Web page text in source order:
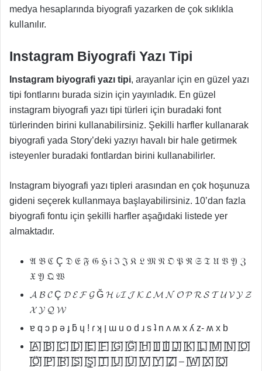
medya hesaplarında biyografi yazarken de çok sıklıkla
kullanılır.
Instagram Biyografi Yazı Tipi
Instagram biyografi yazı tipi, arayanlar için en güzel yazı
tipi fontlarını burada sizin için yayınladık. En güzel
instagram biyografi yazı tipi türleri için buradaki font
türlerinden birini kullanabilirsiniz. Şekilli harfler kullanarak
biyografi yada Story’deki yazıyı havalı bir hale getirmek
isteyenler buradaki fontlardan birini kullanabilirler.
Instagram biyografi yazı tipleri arasından en çok hoşunuza
gideni seçerek kullanmaya başlayabilirsiniz. 10’dan fazla
biyografi fontu için şekilli harfler aşağıdaki listede yer
almaktadır.
𝔄 𝔅 ℭ Ç 𝔇 𝔈 𝔉 𝔊 ℌ 𝔦 ℑ 𝔍 𝔎 𝔏 𝔐 𝔑 𝔒 𝔓 ℜ 𝔖 𝔗 𝔘 𝔙 𝔜 ℨ
𝔛 𝔜 𝔔 𝔚
𝓐 𝓑 𝓒 Ç 𝓓 𝓔 𝓕 𝓖 Ğ 𝓗 𝓲 𝓘 𝓙 𝓚 𝓛 𝓜 𝓝 𝓞 𝓟 𝓡 𝓢 𝓣 𝓤 𝓥 𝓨 𝓩
𝓧 𝓨 𝓠 𝓦
ɐ q ɔ p ǝ ɟ ƃ ɥ ! ɾ ʞ ן ɯ u o d ɹ s ʇ n ʌ ʍ x ʎ z- ʍ x b
[̲̅A̲̅] [̲̅B̲̅] [̲̅C̲̅] [̲̅D̲̅] [̲̅E̲̅] [̲̅F̲̅] [̲̅G̲̅] [̲̅Ğ̲̅] [̲̅H̲̅] [̲̅I̲̅] [̲̅İ̲̅] [̲̅J̲̅] [̲̅K̲̅] [̲̅L̲̅] [̲̅M̲̅] [̲̅N̲̅] [̲̅O̲̅]
[̲̅Ö̲̅] [̲̅P̲̅] [̲̅R̲̅] [̲̅S̲̅] [̲̅Ş̲̅] [̲̅T̲̅] [̲̅U̲̅] [̲̅Ü̲̅] [̲̅V̲̅] [̲̅Y̲̅] [̲̅Z̲̅] – [̲̅W̲̅] [̲̅X̲̅] [̲̅Q̲̅]